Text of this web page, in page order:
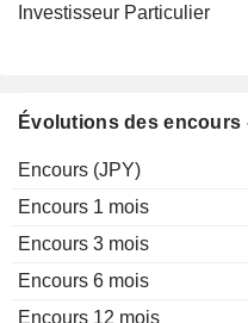
Investisseur Particulier
Évolutions des encours
Encours (JPY)
Encours 1 mois
Encours 3 mois
Encours 6 mois
Encours 12 mois